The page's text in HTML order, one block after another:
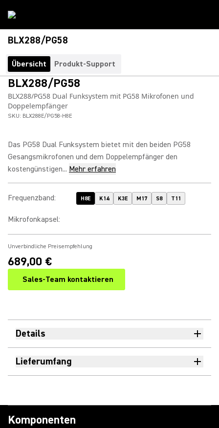
BLX288/PG58
Übersicht Produkt-Support
BLX288/PG58
BLX288/PG58 Dual Funksystem mit PG58 Mikrofonen und
Doppelempfänger
SKU: BLX288E/PG58-H8E
Das PG58 Dual Funksystem bietet mit den beiden PG58
Gesangsmikrofonen und dem Doppelempfänger den
kostengünstigen... Mehr erfahren
Frequenzband: H8E K14 K3E M17 S8 T11
Mikrofonkapsel:
Unverbindliche Preisempfehlung
689,00 €
Sales-Team kontaktieren
Details
Lieferumfang
Komponenten